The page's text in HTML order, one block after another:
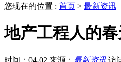
您现在的位置 : 首页 > 最新资讯
地产工程人的
时间：04-02 来源： 最新资讯 访